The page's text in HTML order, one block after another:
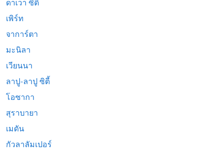
ดาเวา ซิตี้
เพิร์ท
จาการ์ตา
มะนิลา
เวียนนา
ลาปู-ลาปู ซิตี้
โอซากา
สุราบายา
เมดัน
กัวลาลัมเปอร์